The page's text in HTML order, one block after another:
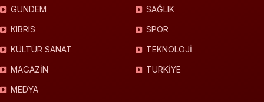
GÜNDEM
KIBRIS
KÜLTÜR SANAT
MAGAZİN
MEDYA
SAĞLIK
SPOR
TEKNOLOJİ
TÜRKİYE